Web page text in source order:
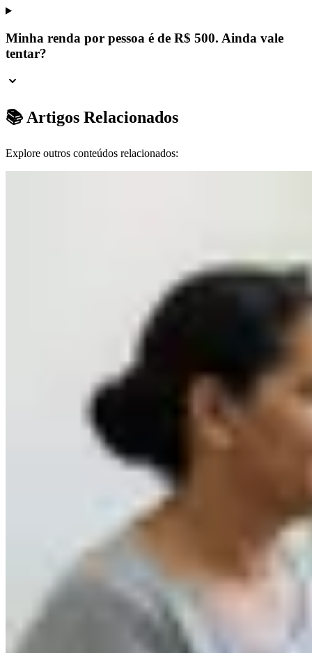
Minha renda por pessoa é de R$ 500. Ainda vale
tentar?
📚 Artigos Relacionados
Explore outros conteúdos relacionados: